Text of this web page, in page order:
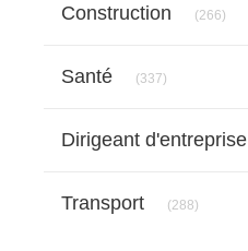
Construction (266)
Santé (337)
Dirigeant d'entreprise
Transport (288)